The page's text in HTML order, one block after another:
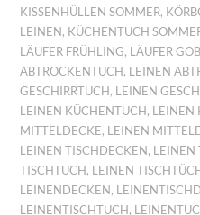
KISSENHÜLLEN SOMMER,
LEINEN , KÜCHENTUCH
LÄUFER FRÜHLING, LÄUFER
ABTROCKENTUCH , LEINEN
GESCHIRRTUCH , LEINEN
LEINEN KÜCHENTUCH ,
MITTELDECKE, LEINEN
LEINEN TISCHDECKEN ,
TISCHTUCH , LEINEN
LEINENDECKEN ,
LEINENTISCHTUCH ,